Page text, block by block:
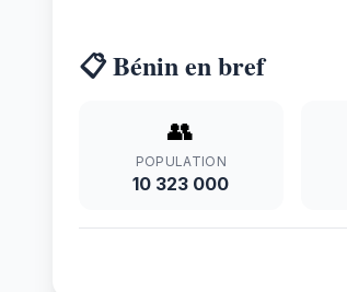
📋 Bénin en bref
👥
POPULATION
10 323 000